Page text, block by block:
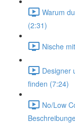
Warum
(2:31)
Nische
Designer
finden (7:24)
No/Low